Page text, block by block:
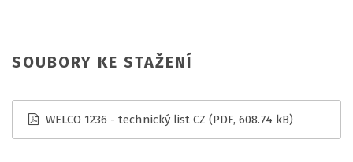
SOUBORY KE STAŽENÍ
WELCO 1236 - technický list CZ (PDF, 608.74 kB)